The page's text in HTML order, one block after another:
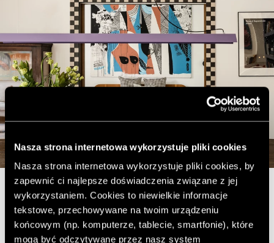
Nasza strona internetowa wykorzystuje pliki cookies
Nasza strona internetowa wykorzystuje pliki cookies, by
zapewnić ci najlepsze doświadczenia związane z jej
wykorzystaniem. Cookies to niewielkie informacje
tekstowe, przechowywane na twoim urządzeniu
końcowym (np. komputerze, tablecie, smartfonie), które
mogą być odczytywane przez nasz system
W przedpokoju uwagę przykuwa obła, wykafelkowana
bryła w biało-zielono-granatowe pasy – powtórzenie
istniejącego zaoblenia architektonicznego. Skrywa